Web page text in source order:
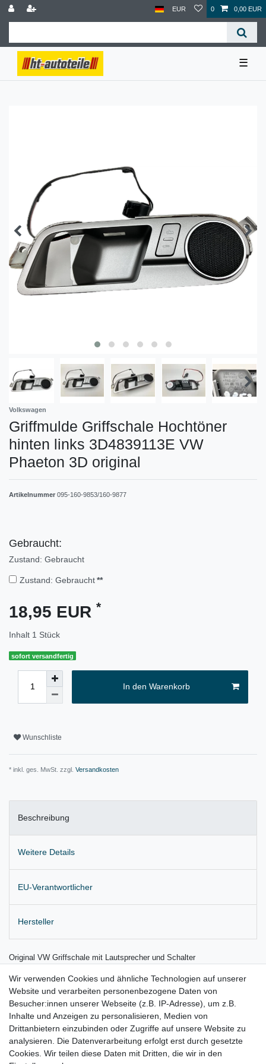
EUR 0 0,00 EUR
☰
Volkswagen
Griffmulde Griffschale Hochtöner
hinten links 3D4839113E VW
Phaeton 3D original
Artikelnummer 095-160-9853/160-9877
Gebraucht:
Zustand: Gebraucht
Zustand: Gebraucht **
18,95 EUR *
Inhalt 1 Stück
sofort versandfertig
In den Warenkorb
Wunschliste
* inkl. ges. MwSt. zzgl. Versandkosten
Beschreibung
Weitere Details
EU-Verantwortlicher
Hersteller
Original VW Griffschale mit Lautsprecher und Schalter
für die Tür hinten links
Farbe: 5W8, anthrazit-metallic (grau)
Lieferung wie abgebildet
VW Phaeton Bj. 2002 - 05/2009
Wir verwenden Cookies und ähnliche Technologien auf unserer
Website und verarbeiten personenbezogene Daten von
Besucher:innen unserer Webseite (z.B. IP-Adresse), um z.B.
Inhalte und Anzeigen zu personalisieren, Medien von
Drittanbietern einzubinden oder Zugriffe auf unsere Website zu
analysieren. Die Datenverarbeitung erfolgt erst durch gesetzte
Cookies. Wir teilen diese Daten mit Dritten, die wir in den